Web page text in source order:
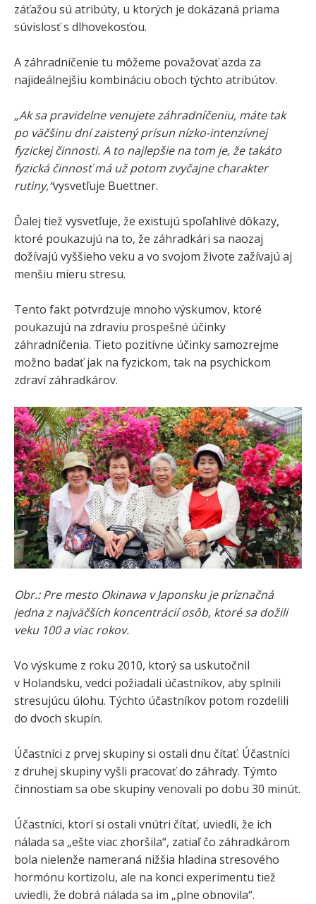
záťažou sú atribúty, u ktorých je dokázaná priama
súvislosť s dlhovekosťou.
A záhradníčenie tu môžeme považovať azda za
najideálnejšiu kombináciu oboch týchto atribútov.
„Ak sa pravidelne venujete záhradníčeniu, máte tak
po väčšinu dní zaistený prísun nízko-intenzívnej
fyzickej činnosti. A to najlepšie na tom je, že takáto
fyzická činnosť má už potom zvyčajne charakter
rutiny,“vysvetľuje Buettner.
Ďalej tiež vysvetľuje, že existujú spoľahlivé dôkazy,
ktoré poukazujú na to, že záhradkári sa naozaj
dožívajú vyššieho veku a vo svojom živote zažívajú aj
menšiu mieru stresu.
Tento fakt potvrdzuje mnoho výskumov, ktoré
poukazujú na zdraviu prospešné účinky
záhradníčenia. Tieto pozitívne účinky samozrejme
možno badať jak na fyzickom, tak na psychickom
zdraví záhradkárov.
Obr.: Pre mesto Okinawa v Japonsku je príznačná
jedna z najväčších koncentrácií osôb, ktoré sa dožili
veku 100 a viac rokov.
Vo výskume z roku 2010, ktorý sa uskutočnil
v Holandsku, vedci požiadali účastníkov, aby splnili
stresujúcu úlohu. Týchto účastníkov potom rozdelili
do dvoch skupín.
Účastníci z prvej skupiny si ostali dnu čítať. Účastníci
z druhej skupiny vyšli pracovať do záhrady. Týmto
činnostiam sa obe skupiny venovali po dobu 30 minút.
Účastníci, ktorí si ostali vnútri čítať, uviedli, že ich
nálada sa „ešte viac zhoršila“, zatiaľ čo záhradkárom
bola nielenže nameraná nižšia hladina stresového
hormónu kortizolu, ale na konci experimentu tiež
uviedli, že dobrá nálada sa im „plne obnovila“.